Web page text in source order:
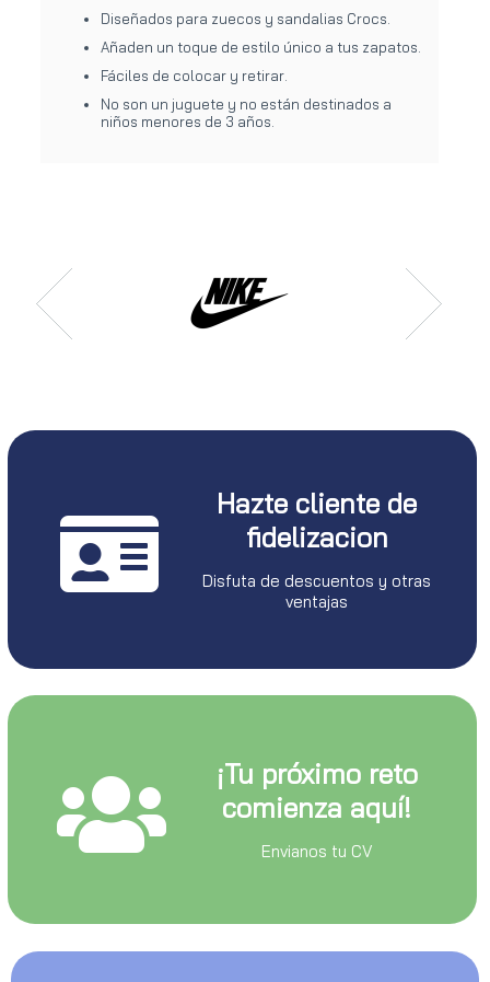
Diseñados para zuecos y sandalias Crocs.
Añaden un toque de estilo único a tus zapatos.
Fáciles de colocar y retirar.
No son un juguete y no están destinados a
niños menores de 3 años.
Hazte cliente de
fidelizacion
Disfuta de descuentos y otras
ventajas
¡Tu próximo reto
comienza aquí!
Envianos tu CV